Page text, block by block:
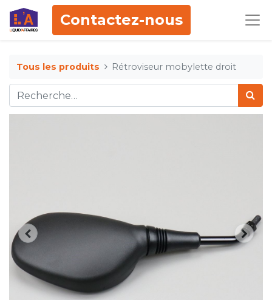
Contactez-nous
Tous les produits Rétroviseur mobylette droit